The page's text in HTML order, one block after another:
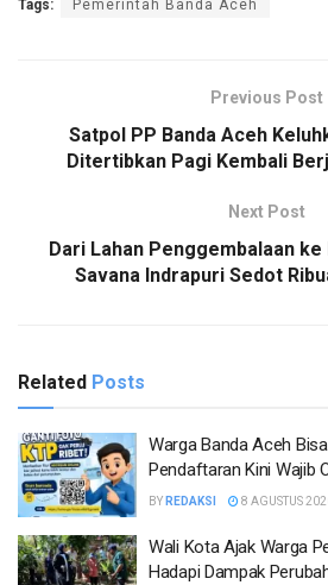
Tags: Pemerintah Banda Aceh
Previous Post
Satpol PP Banda Aceh
Ditertibkan Pagi Kembali
Next Post
Dari Lahan Penggembalaan
Savana Indrapuri Sedot
Related Posts
Warga Banda Aceh
Pendaftaran Kini Wajib
BY REDAKSI 8 AGUSTUS
Wali Kota Ajak Warga
Hadapi Dampak